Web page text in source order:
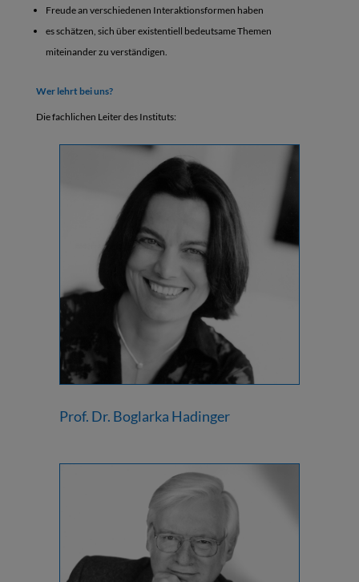
Freude an verschiedenen Interaktionsformen haben
es schätzen, sich über existentiell bedeutsame Themen
miteinander zu verständigen.
Wer lehrt bei uns?
Die fachlichen Leiter des Instituts:
Prof. Dr. Boglarka Hadinger